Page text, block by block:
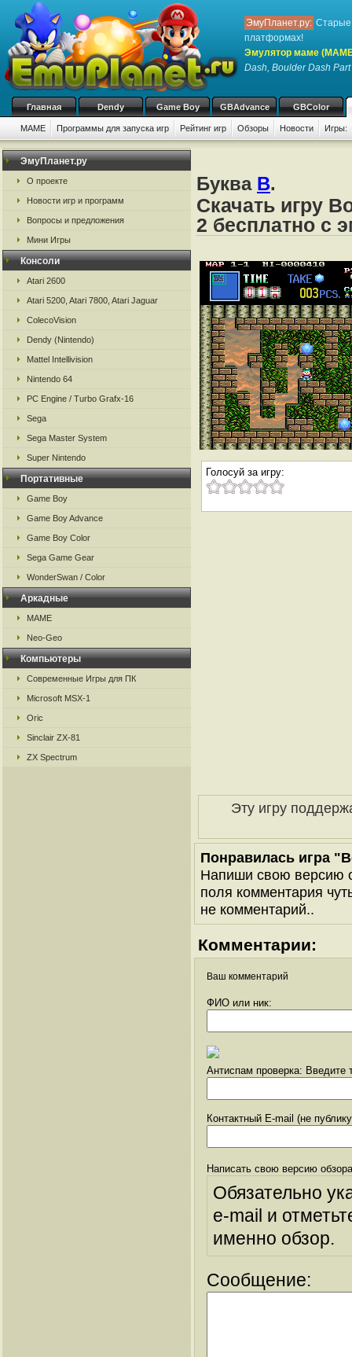
ЭмуПланет.ру: Старые
платформах!
Эмулятор маме
Dash, Boulder Dash Part
Главная Dendy Game Boy GBAdvance GBColor
MAME Программы для запуска игр Рейтинг игр Обзоры Новости Игры:
ЭмуПланет.ру
О проекте
Новости игр и программ
Вопросы и предложения
Мини Игры
Консоли
Atari 2600
Atari 5200, Atari 7800, Atari Jaguar
ColecoVision
Dendy (Nintendo)
Mattel Intellivision
Nintendo 64
PC Engine / Turbo Grafx-16
Sega
Sega Master System
Super Nintendo
Портативные
Game Boy
Game Boy Advance
Game Boy Color
Sega Game Gear
WonderSwan / Color
Аркадные
MAME
Neo-Geo
Компьютеры
Современные Игры для ПК
Microsoft MSX-1
Oric
Sinclair ZX-81
ZX Spectrum
Буква B.
Скачать игру
2 бесплатно с
Голосуй за игру:
Эту игру
Понравилась игра
Напиши свою версию
поля комментария
не комментарий..
Комментарии:
Ваш комментарий
ФИО или ник:
Антиспам проверка: Введите
Контактный E-mail (не
Написать свою версию
Обязательно
e-mail и
именно обзор.
Сообщение: